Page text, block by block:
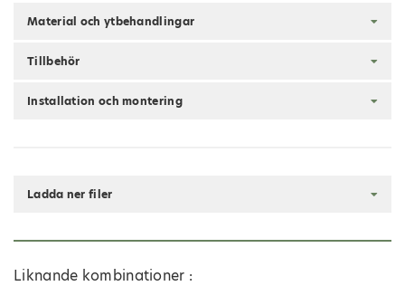
Material och ytbehandlingar
Tillbehör
Installation och montering
Ladda ner filer
Liknande kombinationer :